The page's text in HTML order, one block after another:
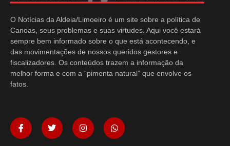
O Notícias da Aldeia/Limoeiro é um site sobre a política de
Canoas, seus problemas e suas virtudes. Aqui você estará
sempre bem informado sobre o que está acontecendo, e
das movimentações de nossos queridos gestores e
fiscalizadores. Os conteúdos trazem a informação da
melhor forma e com a “pimenta natural” que envolve os
fatos.